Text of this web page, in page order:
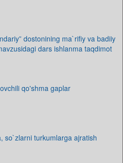
dostonining ma`rifiy va badiiy
dars ishlanma taqdimot
qo'shma gaplar
so`zlarni turkumlarga ajratish